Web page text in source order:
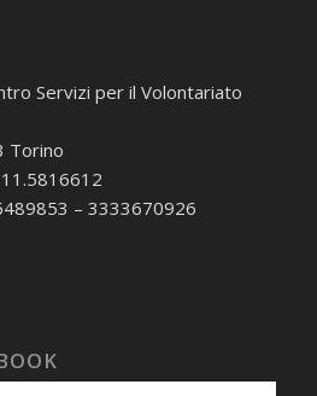
Servizi per il Volontariato
Torino
– 3333670926